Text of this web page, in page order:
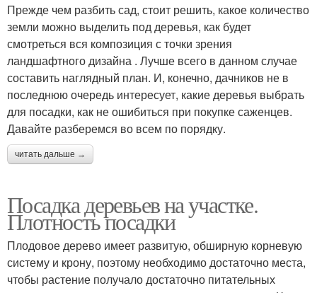
Прежде чем разбить сад, стоит решить, какое количество
земли можно выделить под деревья, как будет
смотреться вся композиция с точки зрения
ландшафтного дизайна . Лучше всего в данном случае
составить наглядный план. И, конечно, дачников не в
последнюю очередь интересует, какие деревья выбрать
для посадки, как не ошибиться при покупке саженцев.
Давайте разберемся во всем по порядку.
читать дальше →
Посадка деревьев на участке.
Плотность посадки
Плодовое дерево имеет развитую, обширную корневую
систему и крону, поэтому необходимо достаточно места,
чтобы растение получало достаточно питательных